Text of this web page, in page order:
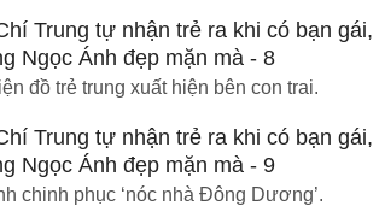
đồ trẻ trung xuất hiện bên con trai.
chinh phục ‘nóc nhà Đông Dương’.